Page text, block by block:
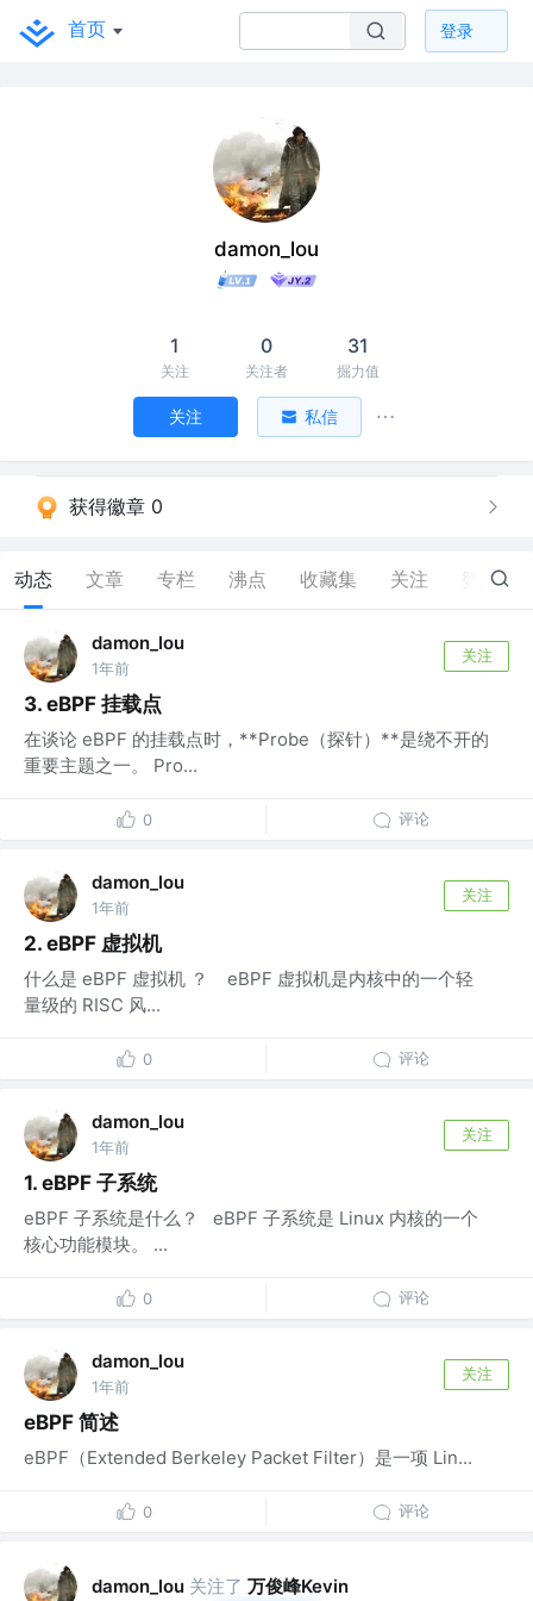
首页 登录
damon_lou
1
关注
0
关注者
31
掘力值
关注 私信
获得徽章 0
动态 文章 专栏 沸点 收藏集 关注 0
damon_lou
1年前
关注
3. eBPF 挂载点
在谈论 eBPF 的挂载点时，**Probe（探针）**是绕不开的
重要主题之一。 Pro...
0 评论
damon_lou
1年前
关注
2. eBPF 虚拟机
什么是 eBPF 虚拟机 ？ eBPF 虚拟机是内核中的一个轻
量级的 RISC 风...
0 评论
damon_lou
1年前
关注
1. eBPF 子系统
eBPF 子系统是什么？ eBPF 子系统是 Linux 内核的一个
核心功能模块。 ...
0 评论
damon_lou
1年前
关注
eBPF 简述
eBPF（Extended Berkeley Packet Filter）是一项 Lin...
0 评论
damon_lou 关注了 万俊峰Kevin